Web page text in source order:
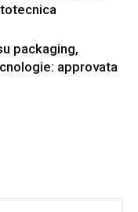
packaging,
approvata